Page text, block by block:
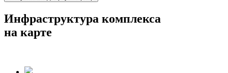
Инфраструктура комплекса
на карте